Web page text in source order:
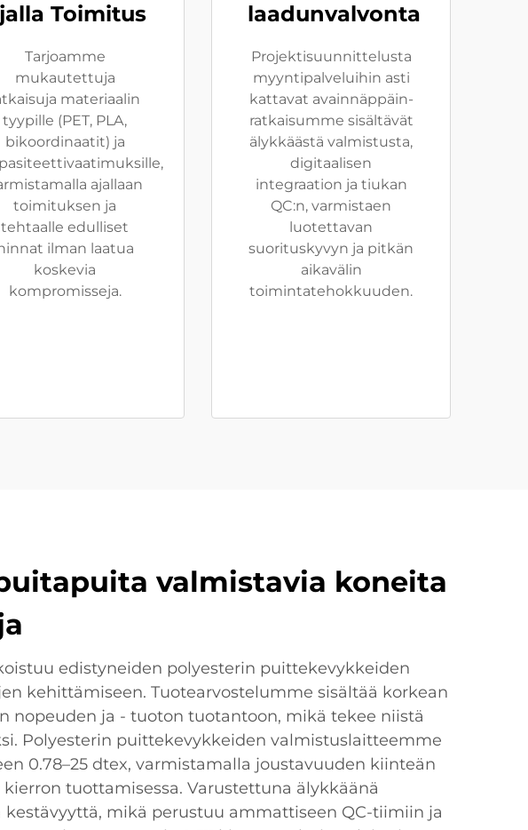
Toimitus
Tarjoamme
mukautettuja
materiaalin
tyypille (PET, PLA,
bikoordinaatit) ja
ajallaan
toimituksen ja
tehtaalle edulliset
ilman laatua
koskevia
kompromisseja.
laadunvalvonta
Projektisuunnittelusta
myyntipalveluihin asti
kattavat avainnäppäin-
ratkaisumme sisältävät
älykkäästä valmistusta,
digitaalisen
integraation ja tiukan
QC:n, varmistaen
luotettavan
suorituskyvyn ja pitkän
aikavälin
toimintatehokkuuden.
valmistavia koneita
edistyneiden polyesterin puittekevykkeiden
kehittämiseen. Tuotearvostelumme sisältää korkean
nopeuden ja - tuoton tuotantoon, mikä tekee niistä
Polyesterin puittekevykkeiden valmistuslaitteemme
0.78–25 dtex, varmistamalla joustavuuden kiinteän
tuottamisessa. Varustettuna älykkäänä
mikä perustuu ammattiseen QC-tiimiin ja